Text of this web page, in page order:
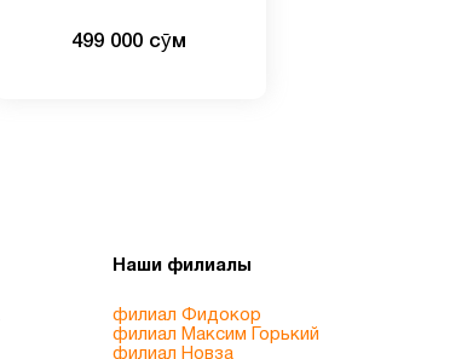
499 000 сӯм
Наши филиалы
филиал Фидокор
филиал Максим Горький
филиал Новза